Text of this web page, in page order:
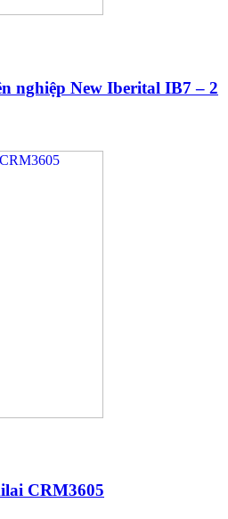
nghiệp New Iberital IB7 – 2
CRM3605